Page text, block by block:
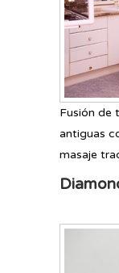
Fusión de
antiguas
masaje